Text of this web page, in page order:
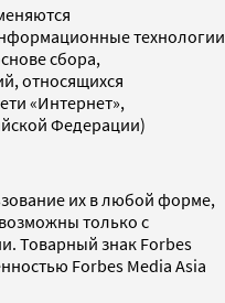
технологии
сбора,
относящихся
«Интернет»,
Федерации)
их в любой форме,
только с
Товарный знак Forbes
Forbes Media Asia